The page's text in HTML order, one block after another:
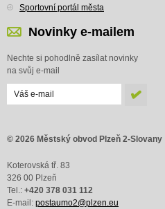
Sportovní portál města
Novinky e-mailem
Nechte si pohodlně zasílat novinky
na svůj e-mail
© 2026 Městský obvod Plzeň 2-Slovany
Koterovská tř. 83
326 00 Plzeň
Tel.: +420 378 031 112
E-mail: postaumo2@plzen.eu